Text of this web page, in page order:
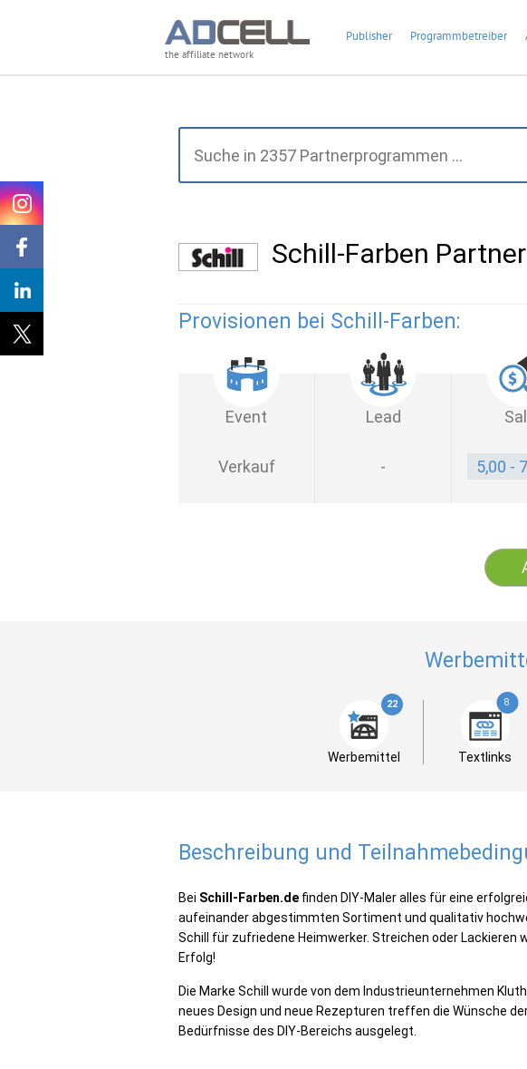
the affiliate network
Publisher Programmbetreiber
Schill-Farben
Provisionen bei Schill-Farben:
Event Lead
Verkauf - 5,00 -
22
Werbemittel
8
Textlinks
Beschreibung und
Bei Schill-Farben.de finden DIY-Maler alles für eine
aufeinander abgestimmten Sortiment und qualitativ
Schill für zufriedene Heimwerker. Streichen oder Lackieren
Erfolg!
Die Marke Schill wurde von dem Industrieunternehmen
neues Design und neue Rezepturen treffen die Wünsche
Bedürfnisse des DIY-Bereichs ausgelegt.